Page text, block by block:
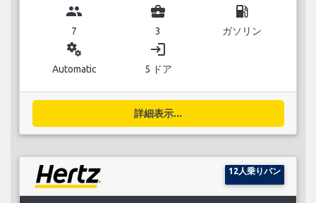
group
7
business_center
3
local_gas_station
ガソリン
miscellaneous_services
Automatic
login
5 ドア
詳細表示...
12人乗りバン